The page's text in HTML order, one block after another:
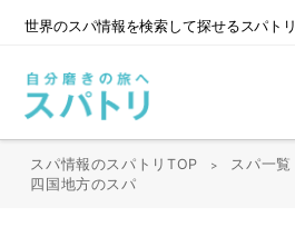
世界のスパ情報を検索して探せるスパトリ
スパ情報のスパトリTOP > スパ一覧
四国地方のスパ